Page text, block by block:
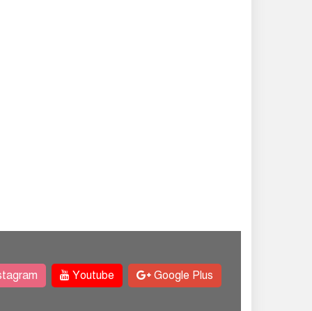
Youtube Google Plus